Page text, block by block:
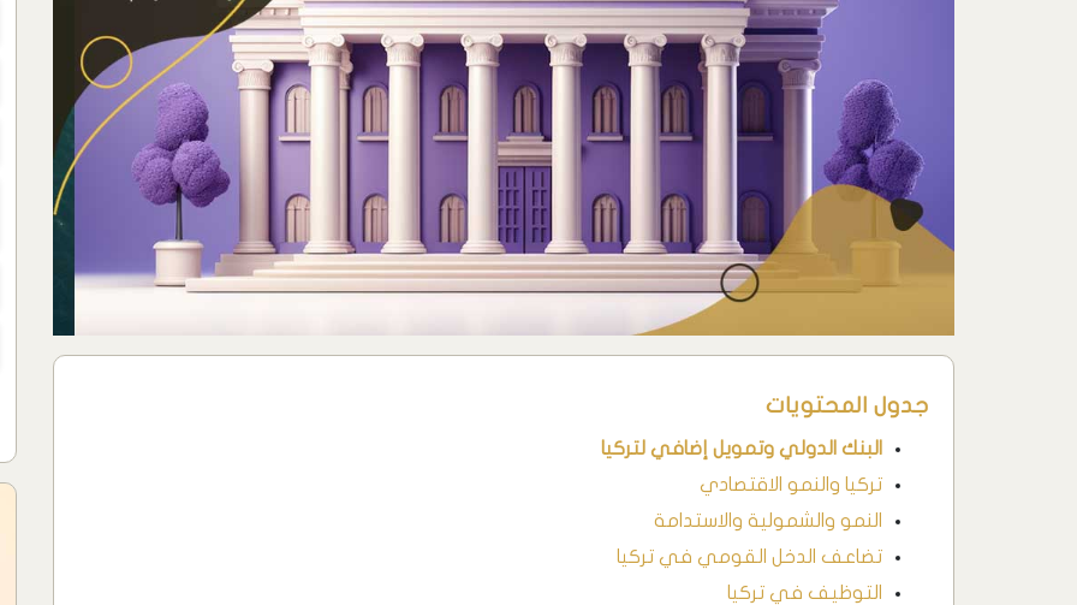
جدول المحتويات
البنك الدولي وتمويل إضافي لتركيا
تركيا والنمو الاقتصادي
النمو والشمولية والاستدامة
تضاعف الدخل القومي في تركيا
التوظيف في تركيا